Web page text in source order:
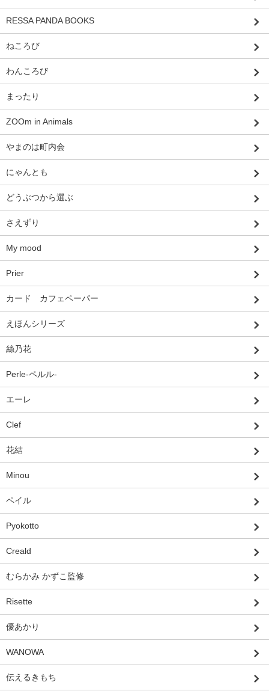
RESSA PANDA BOOKS
ねころび
わんころび
まったり
ZOOm in Animals
やまのは町内会
にゃんとも
どうぶつから選ぶ
さえずり
My mood
Prier
カード カフェペーパー
えほんシリーズ
絲乃花
Perle-ペルル-
エーレ
Clef
花結
Minou
ペイル
Pyokotto
Creald
むらかみ かずこ監修
Risette
優あかり
WANOWA
伝えるきもち